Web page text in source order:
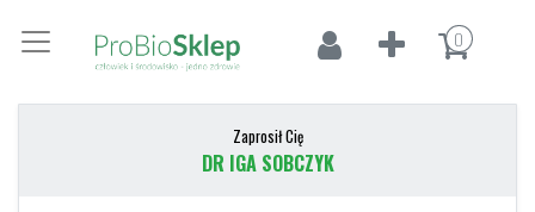
0
Zaprosił Cię
DR IGA SOBCZYK